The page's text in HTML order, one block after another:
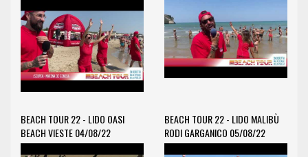
BEACH TOUR 22 - LIDO OASI
BEACH VIESTE 04/08/22
BEACH TOUR 22 - LIDO MALIBÙ
RODI GARGANICO 05/08/22